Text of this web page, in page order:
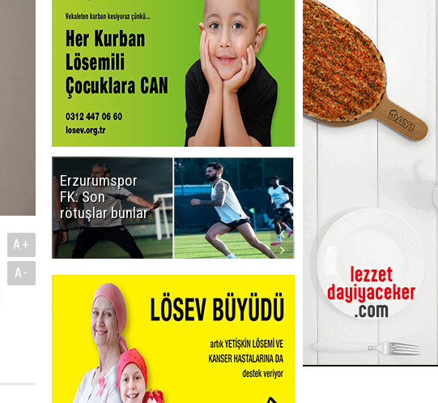
A+
A-
Erzurumspor
FK: Son
rötuşlar bunlar